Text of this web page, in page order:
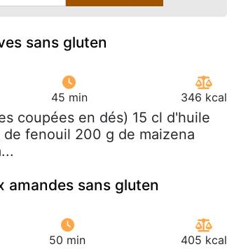
sans gluten
45 min 346 kcal
coupées en dés) 15 cl d'huile
fenouil 200 g de maizena
amandes sans gluten
50 min 405 kcal